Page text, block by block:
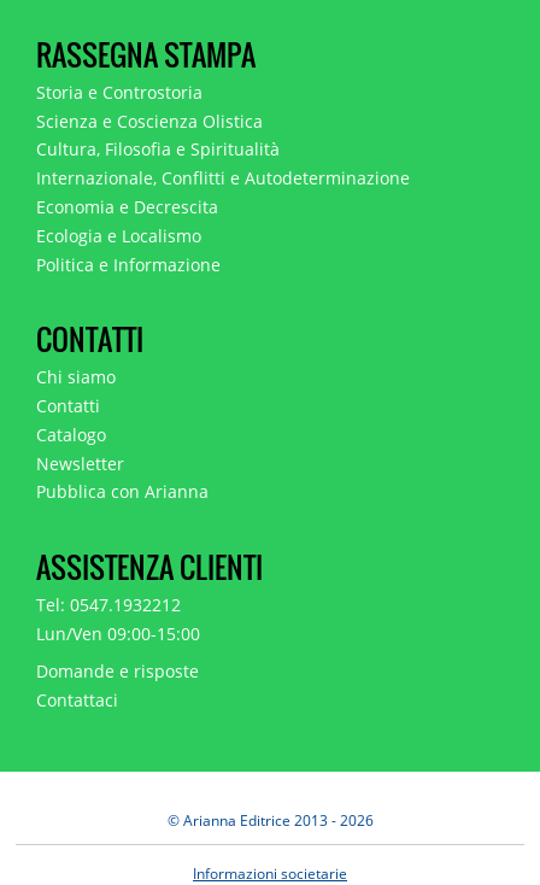
RASSEGNA STAMPA
Storia e Controstoria
Scienza e Coscienza Olistica
Cultura, Filosofia e Spiritualità
Internazionale, Conflitti e Autodeterminazione
Economia e Decrescita
Ecologia e Localismo
Politica e Informazione
CONTATTI
Chi siamo
Contatti
Catalogo
Newsletter
Pubblica con Arianna
ASSISTENZA CLIENTI
Tel: 0547.1932212
Lun/Ven 09:00-15:00
Domande e risposte
Contattaci
© Arianna Editrice 2013 - 2026
Informazioni societarie